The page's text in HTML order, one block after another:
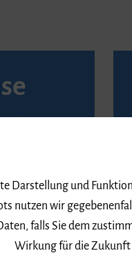
betragen
und
Vorlage
6 € für
Förderung
e. V.
Darstellung und
nutzen wir
falls Sie dem
Wirkung für die